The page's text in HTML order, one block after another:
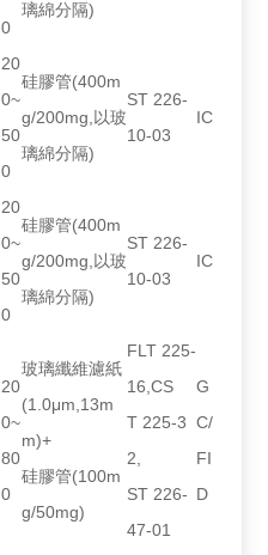
0
璃綿分隔)
20
0~
50
0
硅膠管(400m
g/200mg,以玻
璃綿分隔)
ST 226-
10-03
IC
20
0~
50
0
硅膠管(400m
g/200mg,以玻
璃綿分隔)
ST 226-
10-03
IC
20
0~
80
0
玻璃纖維濾紙
(1.0μm,13m
m)+
硅膠管(100m
g/50mg)
FLT 225-
16,CS
T 225-3
2,
ST 226-
47-01
G
C/
FI
D